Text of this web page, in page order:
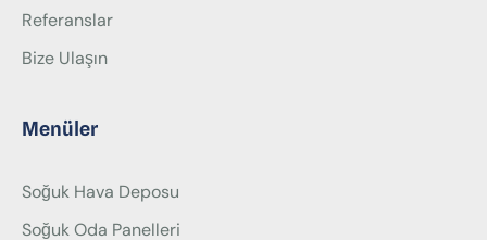
Referanslar
Bize Ulaşın
Menüler
Soğuk Hava Deposu
Soğuk Oda Panelleri